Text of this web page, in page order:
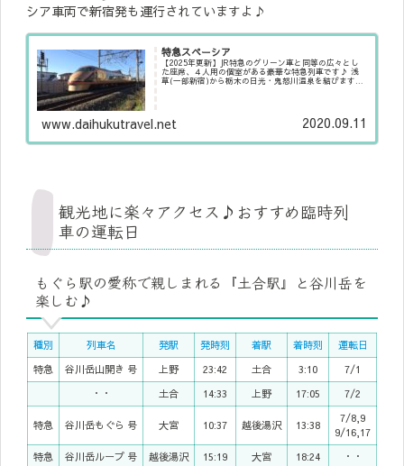
シア車両で新宿発も運行されていますよ♪
特急スペーシア
【2025年更新】JR特急のグリーン車と同等の広々とし
た座席、４人用の個室がある豪華な特急列車です♪ 浅
草(一部新宿)から栃木の日光・鬼怒川温泉を結びます。
www.daihukutravel.net 2020.09.11
観光地に楽々アクセス♪おすすめ臨時列
車の運転日
もぐら駅の愛称で親しまれる『土合駅』と谷川岳を
楽しむ♪
種別 列車名 発駅 発時刻 着駅 着時刻
運転日
特急
谷川岳山開き 号 上野 23:42 土合 3:10
7/1
・・
土合 14:33 上野 17:05 7/2
特急 谷川岳もぐら 号 大宮 10:37 越後湯沢 13:38
7/8,9
9/16,17
特急
谷川岳ループ 号 越後湯沢 15:19 大宮 18:24 ・・